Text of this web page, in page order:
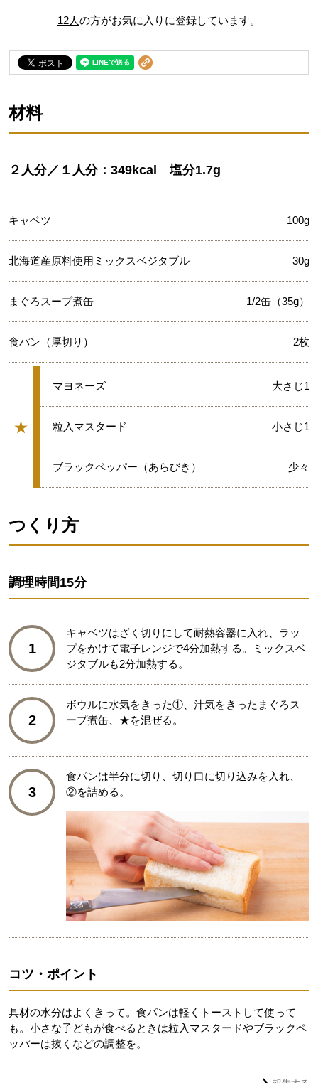
12人の方がお気に入りに登録しています。
材料
２人分／１人分：349kcal 塩分1.7g
キャベツ 100g
北海道産原料使用ミックスベジタブル 30g
まぐろスープ煮缶 1/2缶（35g）
食パン（厚切り） 2枚
★
グループ
★
マヨネーズ 大さじ1
★
粒入マスタード 小さじ1
★
ブラックペッパー（あらびき） 少々
つくり方
調理時間15分
1
キャベツはざく切りにして耐熱容器に入れ、ラッ
プをかけて電子レンジで4分加熱する。ミックスベ
ジタブルも2分加熱する。
2
ボウルに水気をきった①、汁気をきったまぐろス
ープ煮缶、★を混ぜる。
3
食パンは半分に切り、切り口に切り込みを入れ、
②を詰める。
コツ・ポイント
具材の水分はよくきって。食パンは軽くトーストして使って
も。小さな子どもが食べるときは粒入マスタードやブラックペ
ッパーは抜くなどの調整を。